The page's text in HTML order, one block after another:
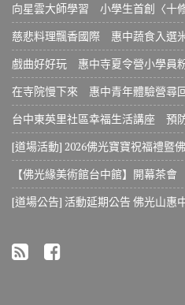
向星雲大師學習 小學生首創〈十
慈悲料理飄香國際 惠中蔬食入選
戲曲好好玩 惠中寺夏令營小學員
在寺院慢下來 惠中青年體驗營尋
台中東英里社區幸福生活講座 預
[道場活動] 2026佛光寶寶祝福禮暨
【佛光緣美術館台中館】開幕茶會
[道場公告] 活動延期公告 佛光山惠